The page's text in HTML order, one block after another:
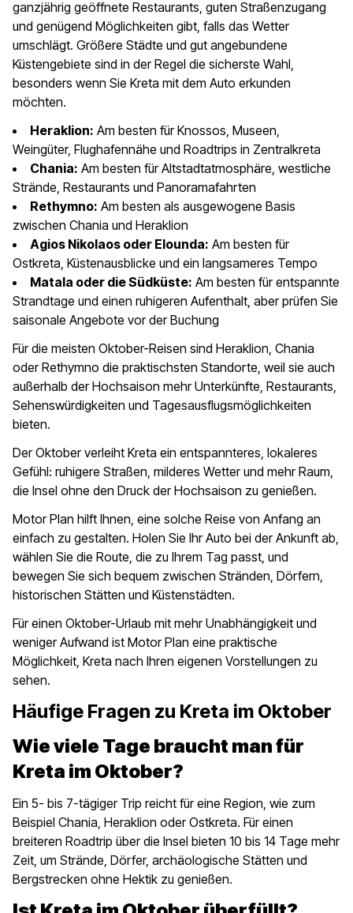
ganzjährig geöffnete Restaurants, guten Straßenzugang
und genügend Möglichkeiten gibt, falls das Wetter
umschlägt. Größere Städte und gut angebundene
Küstengebiete sind in der Regel die sicherste Wahl,
besonders wenn Sie Kreta mit dem Auto erkunden
möchten.
Heraklion: Am besten für Knossos, Museen,
Weingüter, Flughafennähe und Roadtrips in Zentralkreta
Chania: Am besten für Altstadtatmosphäre, westliche
Strände, Restaurants und Panoramafahrten
Rethymno: Am besten als ausgewogene Basis
zwischen Chania und Heraklion
Agios Nikolaos oder Elounda: Am besten für
Ostkreta, Küstenausblicke und ein langsameres Tempo
Matala oder die Südküste: Am besten für entspannte
Strandtage und einen ruhigeren Aufenthalt, aber prüfen Sie
saisonale Angebote vor der Buchung
Für die meisten Oktober-Reisen sind Heraklion, Chania
oder Rethymno die praktischsten Standorte, weil sie auch
außerhalb der Hochsaison mehr Unterkünfte, Restaurants,
Sehenswürdigkeiten und Tagesausflugsmöglichkeiten
bieten.
Der Oktober verleiht Kreta ein entspannteres, lokaleres
Gefühl: ruhigere Straßen, milderes Wetter und mehr Raum,
die Insel ohne den Druck der Hochsaison zu genießen.
Motor Plan hilft Ihnen, eine solche Reise von Anfang an
einfach zu gestalten. Holen Sie Ihr Auto bei der Ankunft ab,
wählen Sie die Route, die zu Ihrem Tag passt, und
bewegen Sie sich bequem zwischen Stränden, Dörfern,
historischen Stätten und Küstenstädten.
Für einen Oktober-Urlaub mit mehr Unabhängigkeit und
weniger Aufwand ist Motor Plan eine praktische
Möglichkeit, Kreta nach Ihren eigenen Vorstellungen zu
sehen.
Häufige Fragen zu Kreta im Oktober
Wie viele Tage braucht man für
Kreta im Oktober?
Ein 5- bis 7-tägiger Trip reicht für eine Region, wie zum
Beispiel Chania, Heraklion oder Ostkreta. Für einen
breiteren Roadtrip über die Insel bieten 10 bis 14 Tage mehr
Zeit, um Strände, Dörfer, archäologische Stätten und
Bergstrecken ohne Hektik zu genießen.